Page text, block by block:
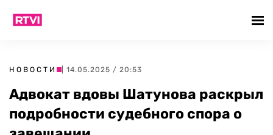
НОВОСТИ | 14.05.2025 / 20:53
Адвокат вдовы Шатунова раскрыл
подробности судебного спора о